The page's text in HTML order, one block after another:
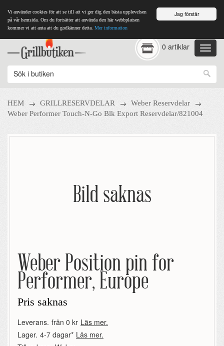
Jag förstår
Vi använder cookies för att se till att vi ger dig den bästa upplevelsen
på vår hemsida. Om du fortsätter att använda den här webbplatsen
kommer vi att anta att du godkänner detta. Mer information
0 artiklar
HEM → GRILLRESERVDELAR → Weber Reservdelar →
Weber Performer Touch-N-Go Blk Export Reservdelar/821004
Bild saknas
Weber Position pin for
Performer, Europe
Pris saknas
Leverans. från 0 kr Läs mer.
Lager. 4-7 dagar* Läs mer.